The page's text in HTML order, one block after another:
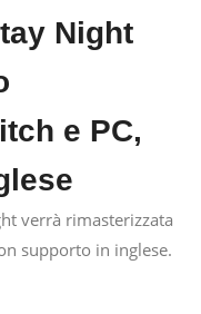
Night
e PC,
verrà rimasterizzata
supporto in inglese.